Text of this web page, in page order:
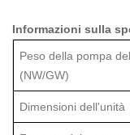
Informazioni sulla
Peso della pompa
(NW/GW)
Dimensioni dell'unità